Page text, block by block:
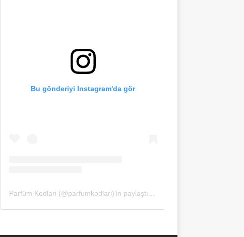
Bu gönderiyi Instagram'da gör
Parfüm Kodlari (@parfumkodlari)'in paylaştığı bir gönderi